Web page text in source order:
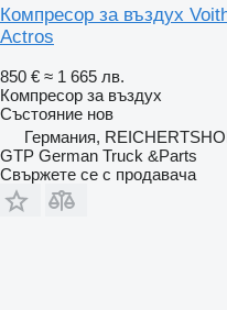
Компресор за въздух
Actros
850 € ≈ 1 665 лв.
Компресор за въздух
Състояние нов
Германия,
GTP German Truck &Parts
Свържете се с продавача